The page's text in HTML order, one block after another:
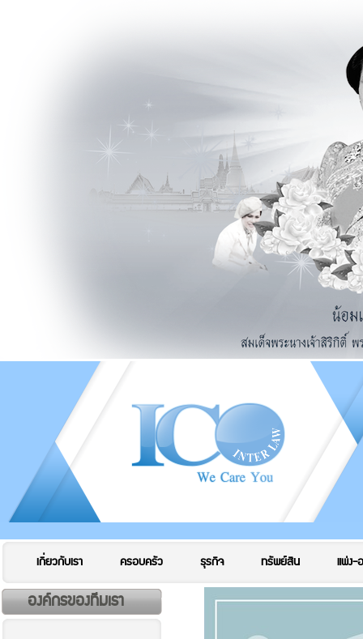
เกี่ยวกับเรา ครอบครัว ธุรกิจ ทรัพย์สิน แพ่ง-
องค์กรของทีมเรา